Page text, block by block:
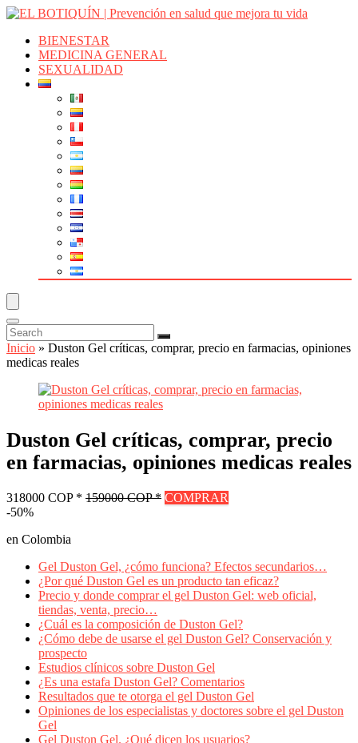
BIENESTAR
MEDICINA GENERAL
SEXUALIDAD
Inicio » Duston Gel críticas, comprar, precio en farmacias, opiniones
medicas reales
Duston Gel críticas, comprar, precio
en farmacias, opiniones medicas reales
318000 COP * 159000 COP * COMPRAR
-50%
en Colombia
Gel Duston Gel, ¿cómo funciona? Efectos secundarios…
¿Por qué Duston Gel es un producto tan eficaz?
Precio y donde comprar el gel Duston Gel: web oficial,
tiendas, venta, precio…
¿Cuál es la composición de Duston Gel?
¿Cómo debe de usarse el gel Duston Gel? Conservación y
prospecto
Estudios clínicos sobre Duston Gel
¿Es una estafa Duston Gel? Comentarios
Resultados que te otorga el gel Duston Gel
Opiniones de los especialistas y doctores sobre el gel Duston
Gel
Gel Duston Gel. ¿Qué dicen los usuarios?